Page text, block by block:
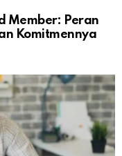
Member: Peran
Komitmennya